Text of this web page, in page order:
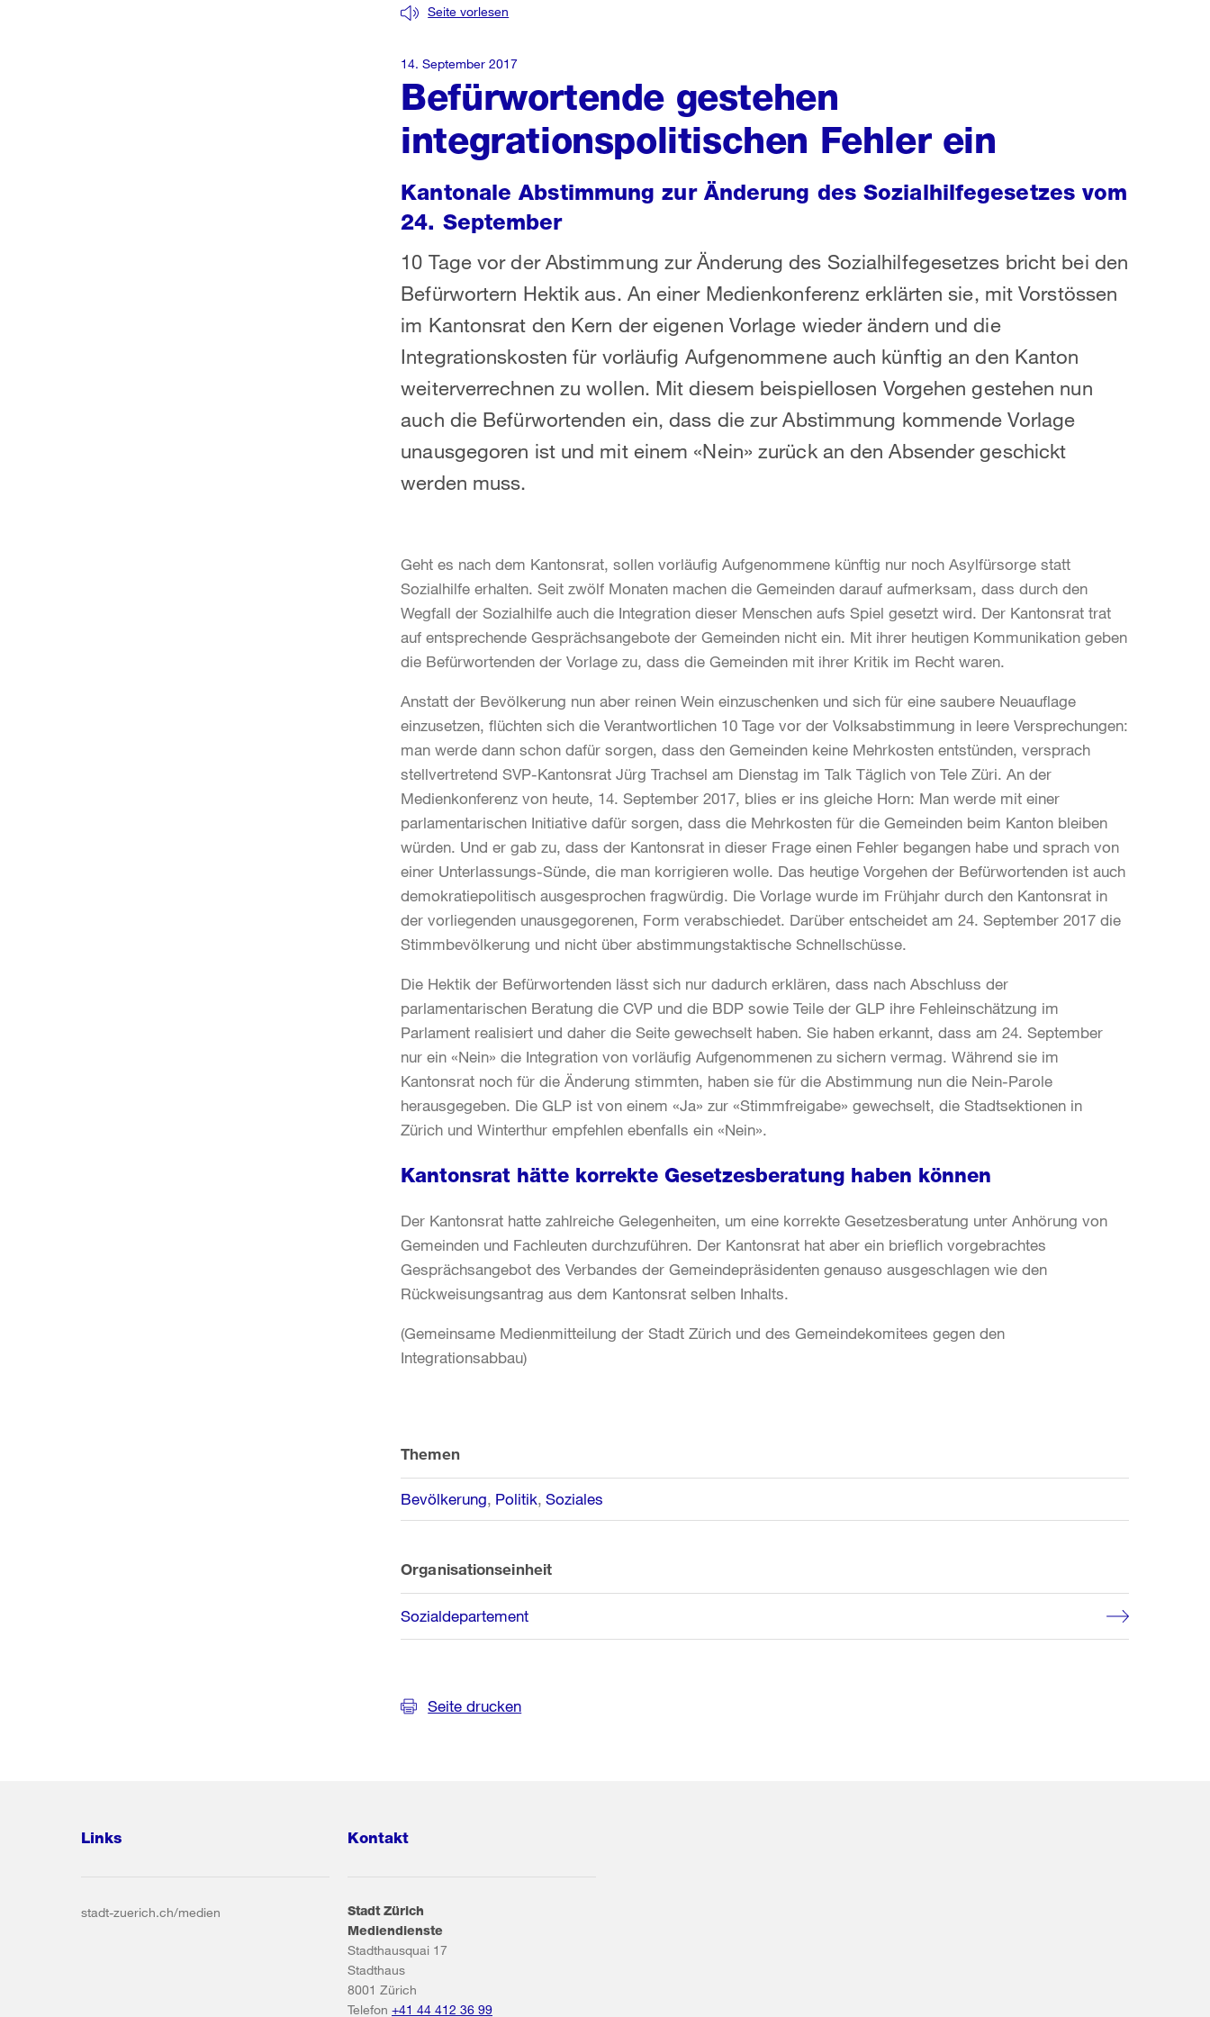
Befürwortende gestehen
integrationspolitischen Fehler ein
Seite vorlesen
Kantonale Abstimmung zur Änderung des Sozialhilfegesetzes vom
24. September
10 Tage vor der Abstimmung zur Änderung des Sozialhilfegesetzes bricht bei den
Befürwortern Hektik aus. An einer Medienkonferenz erklärten sie, mit Vorstössen
im Kantonsrat den Kern der eigenen Vorlage wieder ändern und die
Integrationskosten für vorläufig Aufgenommene auch künftig an den Kanton
weiterverrechnen zu wollen. Mit diesem beispiellosen Vorgehen gestehen nun
auch die Befürwortenden ein, dass die zur Abstimmung kommende Vorlage
unausgegoren ist und mit einem «Nein» zurück an den Absender geschickt
werden muss.
14. September 2017
Geht es nach dem Kantonsrat, sollen vorläufig Aufgenommene künftig nur noch Asylfürsorge statt
Sozialhilfe erhalten. Seit zwölf Monaten machen die Gemeinden darauf aufmerksam, dass durch den
Wegfall der Sozialhilfe auch die Integration dieser Menschen aufs Spiel gesetzt wird. Der Kantonsrat trat
auf entsprechende Gesprächsangebote der Gemeinden nicht ein. Mit ihrer heutigen Kommunikation geben
die Befürwortenden der Vorlage zu, dass die Gemeinden mit ihrer Kritik im Recht waren.
Anstatt der Bevölkerung nun aber reinen Wein einzuschenken und sich für eine saubere Neuauflage
einzusetzen, flüchten sich die Verantwortlichen 10 Tage vor der Volksabstimmung in leere Versprechungen:
man werde dann schon dafür sorgen, dass den Gemeinden keine Mehrkosten entstünden, versprach
stellvertretend SVP-Kantonsrat Jürg Trachsel am Dienstag im Talk Täglich von Tele Züri. An der
Medienkonferenz von heute, 14. September 2017, blies er ins gleiche Horn: Man werde mit einer
parlamentarischen Initiative dafür sorgen, dass die Mehrkosten für die Gemeinden beim Kanton bleiben
würden. Und er gab zu, dass der Kantonsrat in dieser Frage einen Fehler begangen habe und sprach von
einer Unterlassungs-Sünde, die man korrigieren wolle. Das heutige Vorgehen der Befürwortenden ist auch
demokratiepolitisch ausgesprochen fragwürdig. Die Vorlage wurde im Frühjahr durch den Kantonsrat in
der vorliegenden unausgegorenen, Form verabschiedet. Darüber entscheidet am 24. September 2017 die
Stimmbevölkerung und nicht über abstimmungstaktische Schnellschüsse.
Die Hektik der Befürwortenden lässt sich nur dadurch erklären, dass nach Abschluss der
parlamentarischen Beratung die CVP und die BDP sowie Teile der GLP ihre Fehleinschätzung im
Parlament realisiert und daher die Seite gewechselt haben. Sie haben erkannt, dass am 24. September
nur ein «Nein» die Integration von vorläufig Aufgenommenen zu sichern vermag. Während sie im
Kantonsrat noch für die Änderung stimmten, haben sie für die Abstimmung nun die Nein-Parole
herausgegeben. Die GLP ist von einem «Ja» zur «Stimmfreigabe» gewechselt, die Stadtsektionen in
Zürich und Winterthur empfehlen ebenfalls ein «Nein».
Kantonsrat hätte korrekte Gesetzesberatung haben können
Der Kantonsrat hatte zahlreiche Gelegenheiten, um eine korrekte Gesetzesberatung unter Anhörung von
Gemeinden und Fachleuten durchzuführen. Der Kantonsrat hat aber ein brieflich vorgebrachtes
Gesprächsangebot des Verbandes der Gemeindepräsidenten genauso ausgeschlagen wie den
Rückweisungsantrag aus dem Kantonsrat selben Inhalts.
(Gemeinsame Medienmitteilung der Stadt Zürich und des Gemeindekomitees gegen den
Integrationsabbau)
Informationen
Themen
Bevölkerung Politik Soziales
Organisationseinheit
Sozialdepartement
Seite drucken
Links
stadt-zuerich.ch/medien
Kontakt
Stadt Zürich
Mediendienste
Stadthausquai 17
Stadthaus
8001 Zürich
Telefon +41 44 412 36 99